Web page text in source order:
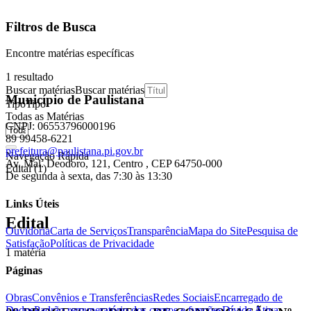
Filtros de Busca
Encontre matérias específicas
1 resultado
Buscar matériasBuscar matérias
TipoTipo
Todas as Matérias
Navegação Rápida
Edital (1)
Edital
1 matéria
Município de Paulistana
CNPJ: 06553796000196
89 99458-6221
prefeitura@paulistana.pi.gov.br
Av. Mal. Deodoro, 121, Centro , CEP 64750-000
De segunda à sexta, das 7:30 às 13:30
Links Úteis
OuvidoriaCarta de ServiçosTransparênciaMapa do SitePesquisa de
SatisfaçãoPolíticas de Privacidade
Páginas
ObrasConvênios e TransferênciasRedes SociaisEncarregado de